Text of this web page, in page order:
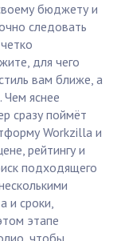
бюджету и
следовать
для чего
вам ближе, а
Чем яснее
сразу поймёт
Workzilla и
рейтингу и
подходящего
и сроки,
этапе